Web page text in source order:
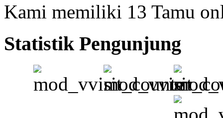
Kami memiliki 13 Tamu
Statistik Pengunjung